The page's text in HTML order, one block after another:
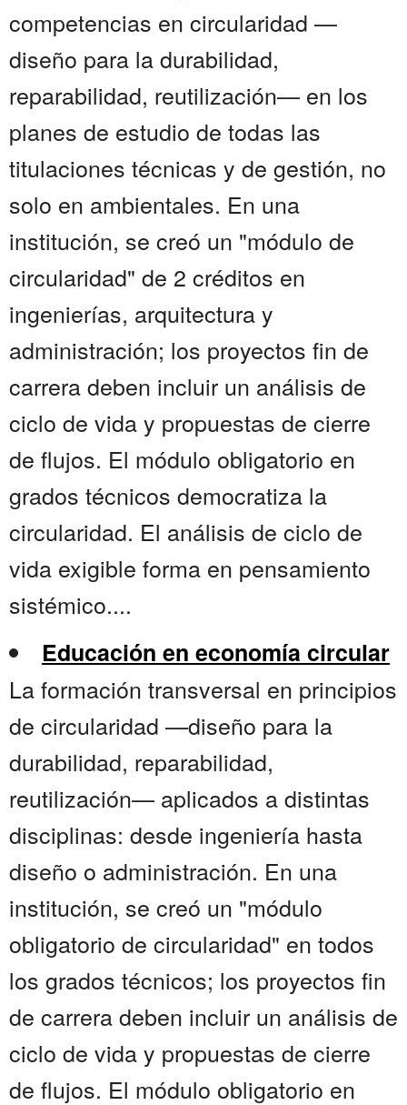
competencias en circularidad —
diseño para la durabilidad,
reparabilidad, reutilización— en los
planes de estudio de todas las
titulaciones técnicas y de gestión, no
solo en ambientales. En una
institución, se creó un "módulo de
circularidad" de 2 créditos en
ingenierías, arquitectura y
administración; los proyectos fin de
carrera deben incluir un análisis de
ciclo de vida y propuestas de cierre
de flujos. El módulo obligatorio en
grados técnicos democratiza la
circularidad. El análisis de ciclo de
vida exigible forma en pensamiento
sistémico....
Educación en economía circular
La formación transversal en principios
de circularidad —diseño para la
durabilidad, reparabilidad,
reutilización— aplicados a distintas
disciplinas: desde ingeniería hasta
diseño o administración. En una
institución, se creó un "módulo
obligatorio de circularidad" en todos
los grados técnicos; los proyectos fin
de carrera deben incluir un análisis de
ciclo de vida y propuestas de cierre
de flujos. El módulo obligatorio en